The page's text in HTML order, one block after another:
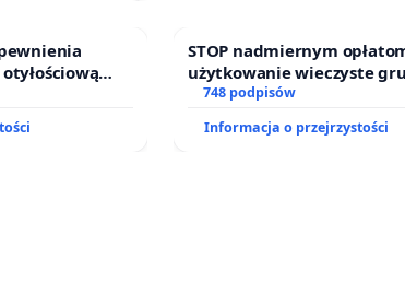
leczenia
STOP nadmiernym
użytkowanie wieczyste
zajmowanych przez
działkowe.
748 podpisów
Informacja o przejrzystości